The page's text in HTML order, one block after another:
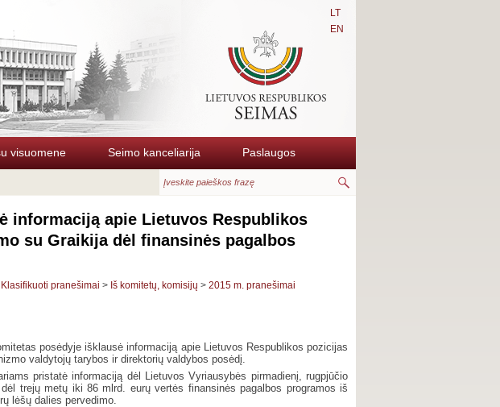
LT
EN
visuomene Seimo kanceliarija Paslaugos
informaciją apie Lietuvos Respublikos
su Graikija dėl finansinės pagalbos
Klasifikuoti pranešimai > Iš komitetų, komisijų > 2015 m. pranešimai
posėdyje išklausė informaciją apie Lietuvos Respublikos pozicijas
valdytojų tarybos ir direktorių valdybos posėdį.
pristatė informaciją dėl Lietuvos Vyriausybės pirmadienį, rugpjūčio
trejų metų iki 86 mlrd. eurų vertės finansinės pagalbos programos iš
lėšų dalies pervedimo.